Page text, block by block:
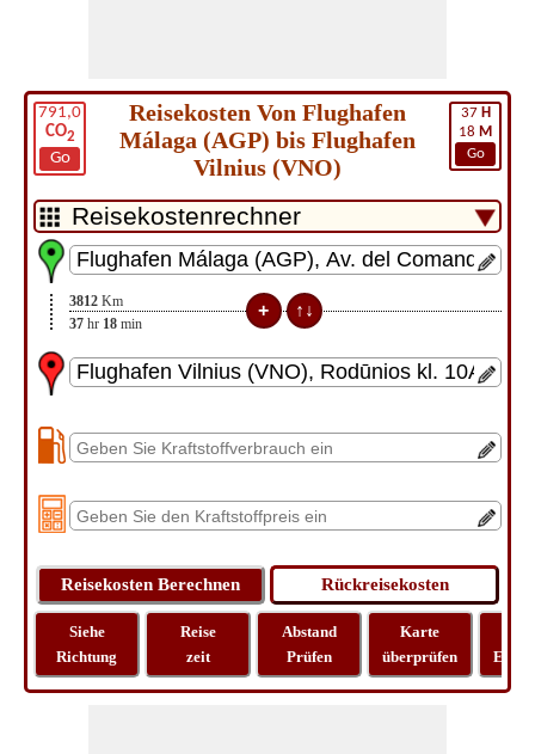
791,0
CO2
Go
37 H
18 M
Go
Reisekosten Von Flughafen
Málaga (AGP) bis Flughafen
Vilnius (VNO)
3812 Km
37 hr 18 min
Siehe
Richtung
Reise
zeit
Abstand
Prüfen
Karte
überprüfen